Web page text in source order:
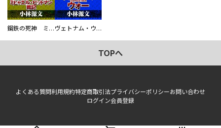
鋼鉄の死神 ミヒャエル・ビットマン戦記 ヴェトナム・ウォー VIETNAM WAR
TOPへ
よくある質問利用規約特定商取引法プライバシーポリシーお問い合わせ
ログイン会員登録